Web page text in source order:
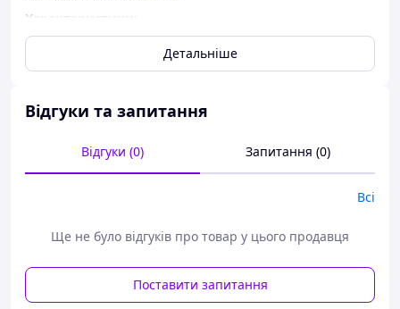
Характеристики:
Крок ланцюга: 0.325";
Кількість ланок ланцюга: 76 шт;
Детальніше
Відгуки та запитання
Відгуки (0) Запитання (0)
Всі
Ще не було відгуків про товар у цього продавця
Поставити запитання